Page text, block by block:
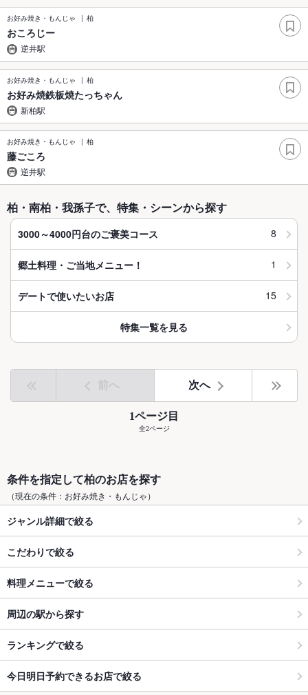
お好み焼き・もんじゃ 柏
おころじー
逆井駅
お好み焼き・もんじゃ 柏
お好み焼鉄板焼たっちゃん
新柏駅
お好み焼き・もんじゃ 柏
藤ごころ
逆井駅
柏・南柏・我孫子で、特集・シーンから探す
3000～4000円台のご褒美コース 8
郷土料理・ご当地メニュー！ 1
デートで使いたいお店 15
特集一覧を見る
前へ 次へ
1ページ目
全2ページ
条件を指定して柏のお店を探す
（現在の条件：お好み焼き・もんじゃ）
ジャンル詳細で絞る
こだわりで絞る
料理メニューで絞る
周辺の駅から探す
ランキングで絞る
今日明日予約できるお店で絞る